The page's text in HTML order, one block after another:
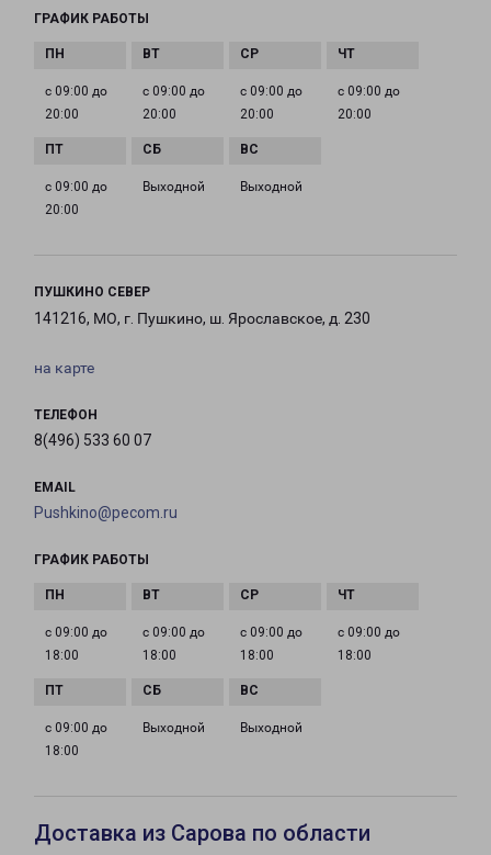
ГРАФИК РАБОТЫ
с 09:00 до
20:00
с 09:00 до
20:00
с 09:00 до
20:00
с 09:00 до
20:00
с 09:00 до
20:00
Выходной Выходной
ПУШКИНО СЕВЕР
141216, МО, г. Пушкино, ш. Ярославское, д. 230
на карте
ТЕЛЕФОН
8(496) 533 60 07
EMAIL
Pushkino@pecom.ru
ГРАФИК РАБОТЫ
с 09:00 до
18:00
с 09:00 до
18:00
с 09:00 до
18:00
с 09:00 до
18:00
с 09:00 до
18:00
Выходной Выходной
Доставка из Сарова по области